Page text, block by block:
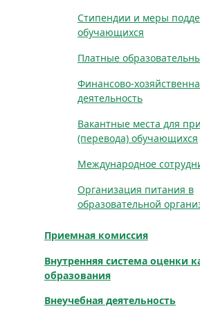
Стипендии и меры
обучающихся
Платные
Финансово-
деятельность
Вакантные места для
(перевода) обучающихся
Международное
Организация питания в
образовательной
Приемная комиссия
Внутренняя система оценки
образования
Внеучебная деятельность